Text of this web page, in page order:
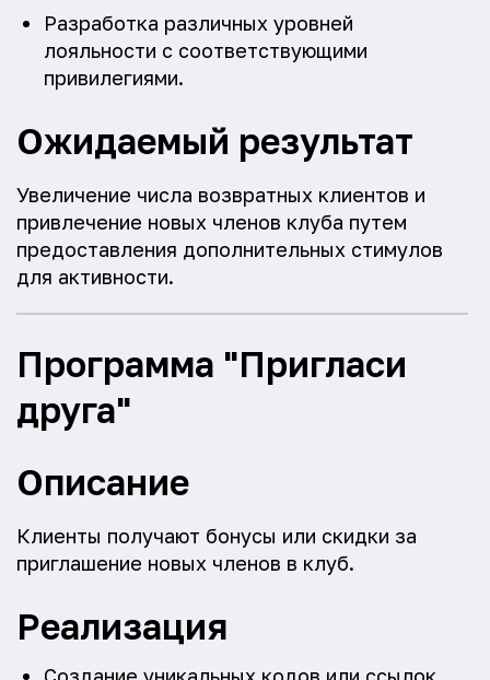
Разработка различных уровней
лояльности с соответствующими
привилегиями.
Ожидаемый результат
Увеличение числа возвратных клиентов и
привлечение новых членов клуба путем
предоставления дополнительных стимулов
для активности.
Программа "Пригласи
друга"
Описание
Клиенты получают бонусы или скидки за
приглашение новых членов в клуб.
Реализация